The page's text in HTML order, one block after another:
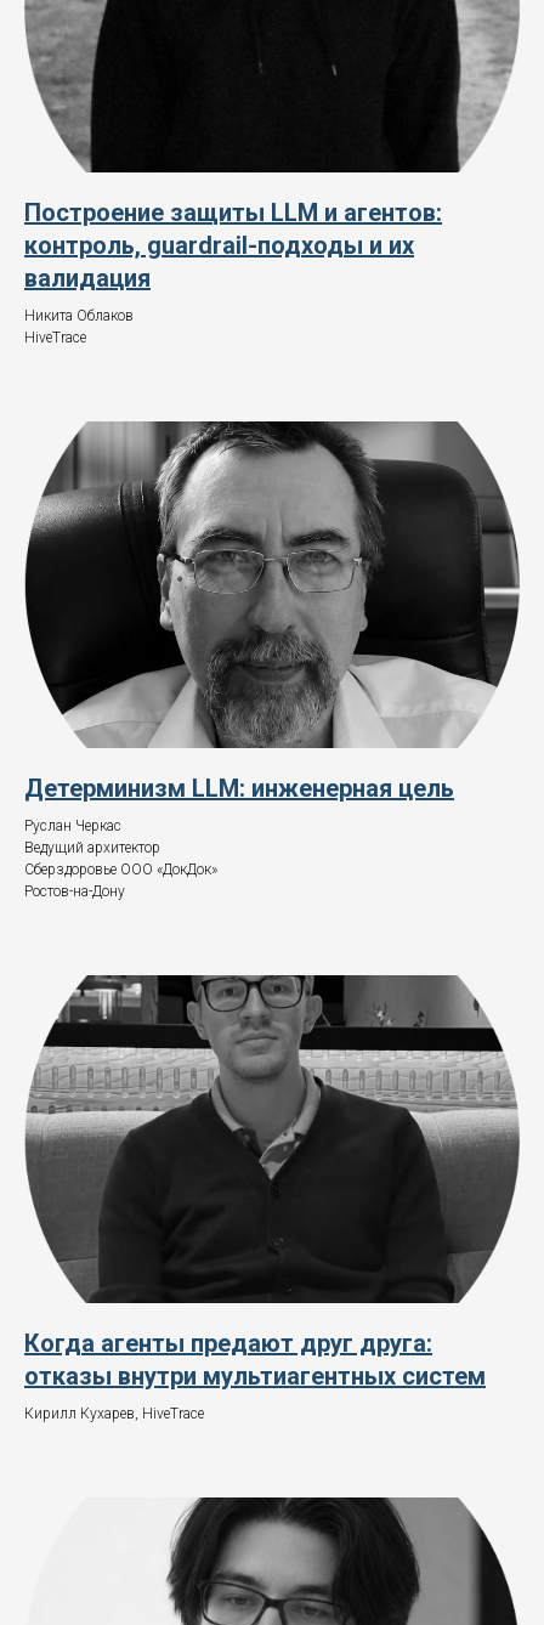
Построение защиты LLM и агентов:
контроль, guardrail-подходы и их
валидация
Никита Облаков
HiveTrace
Детерминизм LLM: инженерная цель
Руслан Черкас
Ведущий архитектор
Сберздоровье ООО «ДокДок»
Ростов-на-Дону
Когда агенты предают друг друга:
отказы внутри мультиагентных систем
Кирилл Кухарев, HiveTrace